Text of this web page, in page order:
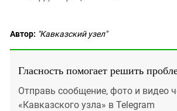
Автор: "Кавказский узел"
Гласность помогает решить
Отправь сообщение, фото и видео
«Кавказского узла» в Telegram